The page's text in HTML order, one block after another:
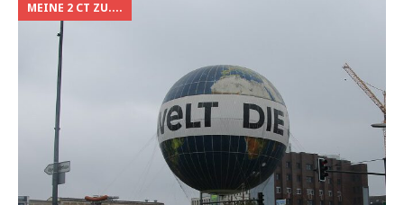
MEINE 2 CT ZU....